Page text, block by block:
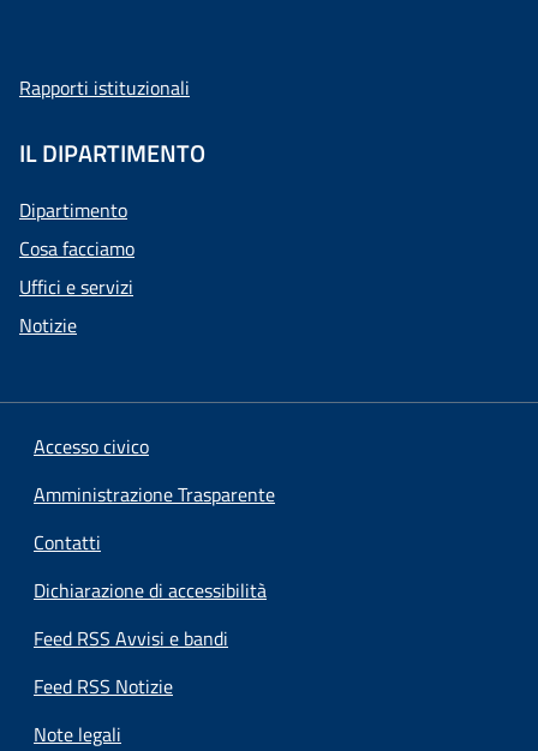
Rapporti istituzionali
IL DIPARTIMENTO
Dipartimento
Cosa facciamo
Uffici e servizi
Notizie
Accesso civico
Amministrazione Trasparente
Contatti
Dichiarazione di accessibilità
Feed RSS Avvisi e bandi
Feed RSS Notizie
Note legali